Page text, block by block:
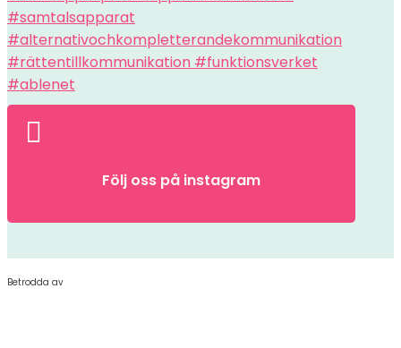

Följ oss på instagram
Betrodda av